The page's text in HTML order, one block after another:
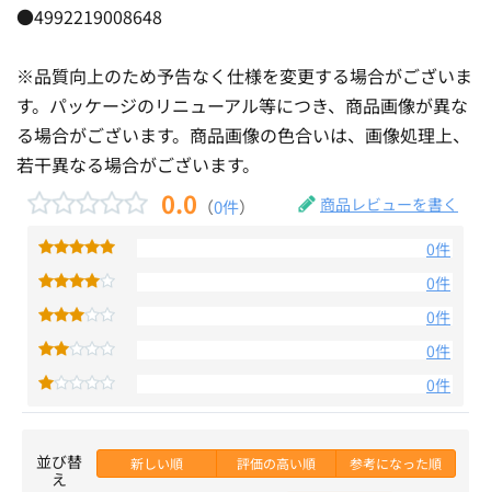
●4992219008648
※品質向上のため予告なく仕様を変更する場合がございま
す。パッケージのリニューアル等につき、商品画像が異な
る場合がございます。商品画像の色合いは、画像処理上、
若干異なる場合がございます。
0.0 （0件） 商品レビューを書く
0件
0件
0件
0件
0件
並び替
え
新しい順 評価の高い順 参考になった順